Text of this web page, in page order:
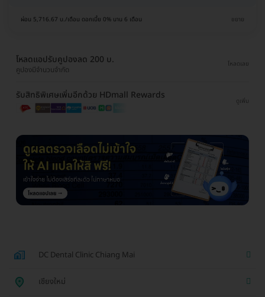
ผ่อน 5,716.67 บ./เดือน ดอกเบี้ย 0% นาน 6 เดือน ขยาย
โหลดแอปรับคูปองลด 200 บ.
คูปองมีจำนวนจำกัด
โหลดเลย
รับสิทธิพิเศษเพิ่มอีกด้วย HDmall Rewards
ดูเพิ่ม
DC Dental Clinic Chiang Mai
เชียงใหม่